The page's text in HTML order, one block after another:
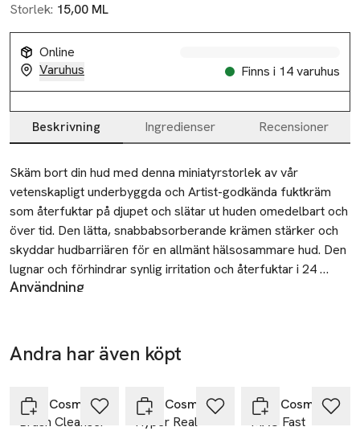
Storlek: 15,00 ML
Online
Varuhus
Finns i 14 varuhus
Beskrivning Ingredienser Recensioner
Beskrivning
Skäm bort din hud med denna miniatyrstorlek av vår
vetenskapligt underbyggda och Artist-godkända fuktkräm
som återfuktar på djupet och slätar ut huden omedelbart och
över tid. Den lätta, snabbabsorberande krämen stärker och
skyddar hudbarriären för en allmänt hälsosammare hud. Den
lugnar och förhindrar synlig irritation och återfuktar i 24
timmar för att ge en mjuk hud med en hälsosam lyster. Den
sällsynt japanskt pionextrakt, hudförfinande niacinamid,
återfuktande och utfyllande hyaluronsyra och återställande
Dessutom bidrar mango- och avokadosmör till att göra
huden mjuk, vårdad och återfuktad. Testad på alla hudtoner.
Användning
•Applicera önskad mängd produkt direkt på fingertopparna
eller använd 001 Serum + Moisturizer Brush för att applicera
•Använd vår Artist-crafted Massage-Melt-teknik för att
applicera formulan genom att varsamt massera in den i
Andra har även köpt
MAC Cosmetics
Brush Cleanser
MAC Cosmetics
Hyper Real
MAC Cosmetics
MAC Fast